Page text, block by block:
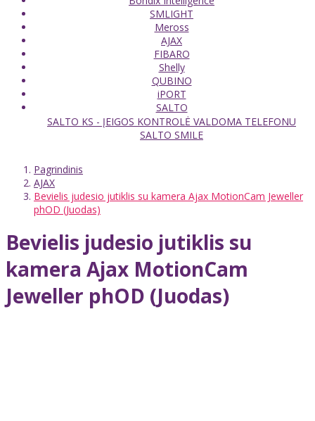
SMLIGHT
Meross
AJAX
FIBARO
Shelly
QUBINO
iPORT
SALTO
SALTO KS - ĮEIGOS KONTROLĖ VALDOMA TELEFONU
SALTO SMILE
Pagrindinis
AJAX
Bevielis judesio jutiklis su kamera Ajax MotionCam Jeweller
phOD (Juodas)
Bevielis judesio jutiklis su
kamera Ajax MotionCam
Jeweller phOD (Juodas)